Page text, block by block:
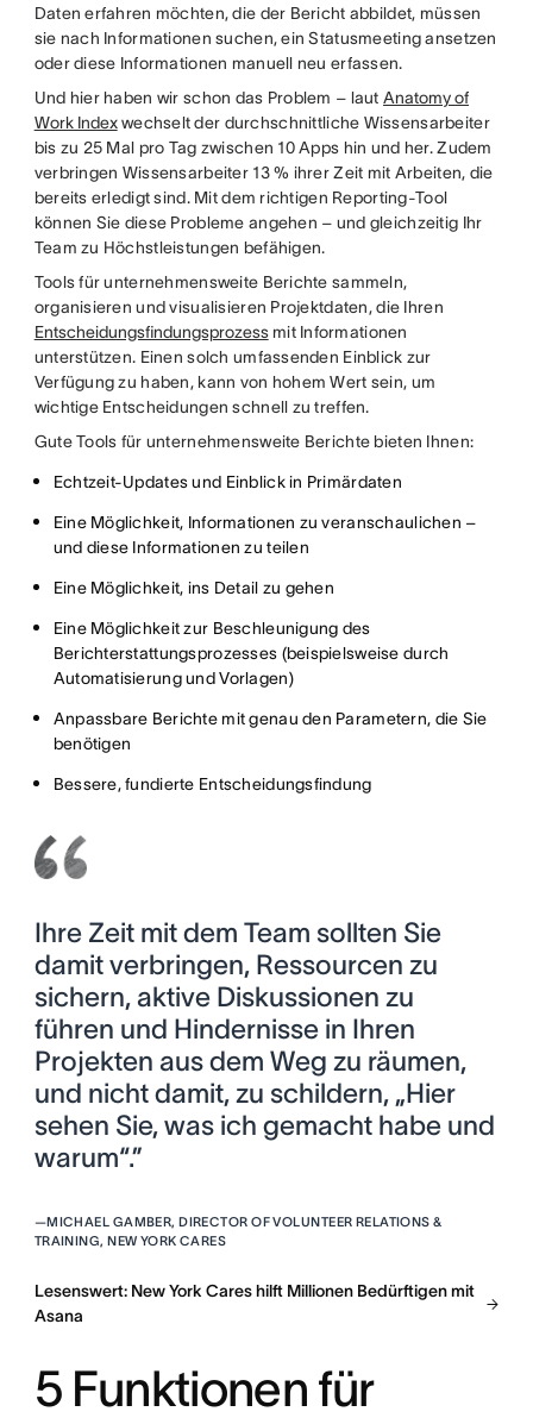
Daten erfahren möchten, die der Bericht abbildet, müssen
sie nach Informationen suchen, ein Statusmeeting ansetzen
oder diese Informationen manuell neu erfassen.
Und hier haben wir schon das Problem – laut Anatomy of
Work Indexwechselt der durchschnittliche Wissensarbeiter
bis zu 25 Mal pro Tag zwischen 10 Apps hin und her. Zudem
verbringen Wissensarbeiter 13 % ihrer Zeit mit Arbeiten, die
bereits erledigt sind. Mit dem richtigen Reporting-Tool
können Sie diese Probleme angehen – und gleichzeitig Ihr
Team zu Höchstleistungen befähigen.
Tools für unternehmensweite Berichte sammeln,
organisieren und visualisieren Projektdaten, die Ihren
Entscheidungsfindungsprozessmit Informationen
unterstützen. Einen solch umfassenden Einblick zur
Verfügung zu haben, kann von hohem Wert sein, um
wichtige Entscheidungen schnell zu treffen.
Gute Tools für unternehmensweite Berichte bieten Ihnen:
Echtzeit-Updates und Einblick in Primärdaten
Eine Möglichkeit, Informationen zu veranschaulichen –
und diese Informationen zu teilen
Eine Möglichkeit, ins Detail zu gehen
Eine Möglichkeit zur Beschleunigung des
Berichterstattungsprozesses (beispielsweise durch
Automatisierung und Vorlagen)
Anpassbare Berichte mit genau den Parametern, die Sie
benötigen
Bessere, fundierte Entscheidungsfindung
Ihre Zeit mit dem Team sollten Sie
damit verbringen, Ressourcen zu
sichern, aktive Diskussionen zu
führen und Hindernisse in Ihren
Projekten aus dem Weg zu räumen,
und nicht damit, zu schildern, „Hier
sehen Sie, was ich gemacht habe und
warum“.”
—MICHAEL GAMBER, DIRECTOR OF VOLUNTEER RELATIONS &
TRAINING, NEW YORK CARES
Lesenswert: New York Cares hilft Millionen Bedürftigen mit
Asana
5 Funktionen für